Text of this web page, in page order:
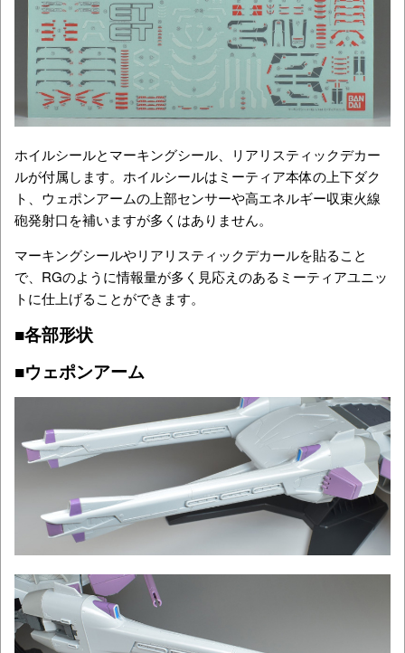
ホイルシールとマーキングシール、リアリスティックデカー
ルが付属します。ホイルシールはミーティア本体の上下ダク
ト、 ウェポンアームの上部センサーや高エネルギー収束火線
砲発射口を補いますが多くはありません。
マーキングシールやリアリスティックデカールを貼ること
で、RGのように情報量が多く見応えのあるミーティアユニッ
トに仕上げることができます。
■各部形状
■ウェポンアーム